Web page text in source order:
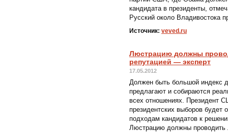
кандидата в президенты,
Русский около Владивостока
Источник: veved.ru
Люстрацию должны
репутацией — эксперт
17.05.2012
Должен быть большой индекс
предлагают и собираются
всех отношениях. Президент
президентских выборов будет
подходам кандидатов к
Люстрацию должны проводить